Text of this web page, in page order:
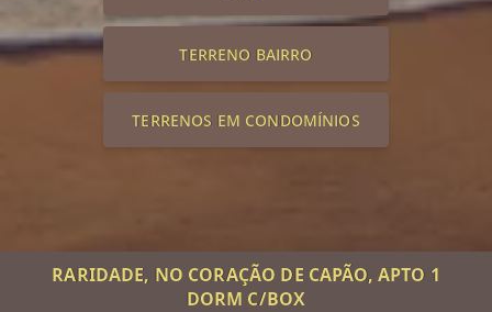
TERRENO BAIRRO
TERRENOS EM CONDOMÍNIOS
RARIDADE, NO CORAÇÃO DE CAPÃO, APTO 1
DORM C/BOX